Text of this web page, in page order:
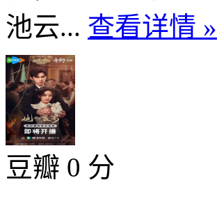
池云... 查看详情 »
豆瓣 0 分